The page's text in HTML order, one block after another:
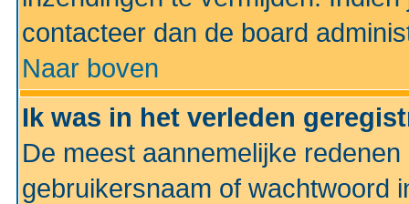
contacteer dan de board
Naar boven
Ik was in het verleden
De meest aannemelijke
gebruikersnaam of wachtwoord